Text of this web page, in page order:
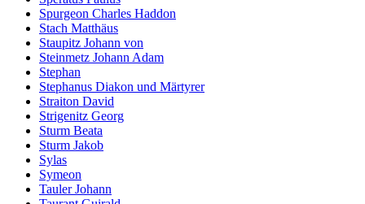
Spurgeon Charles Haddon
Stach Matthäus
Staupitz Johann von
Steinmetz Johann Adam
Stephan
Stephanus Diakon und Märtyrer
Straiton David
Strigenitz Georg
Sturm Beata
Sturm Jakob
Sylas
Symeon
Tauler Johann